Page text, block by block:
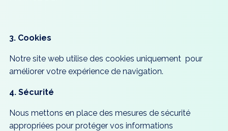
3. Cookies
Notre site web utilise des cookies uniquement pour
améliorer votre expérience de navigation.
4. Sécurité
Nous mettons en place des mesures de sécurité
appropriées pour protéger vos informations